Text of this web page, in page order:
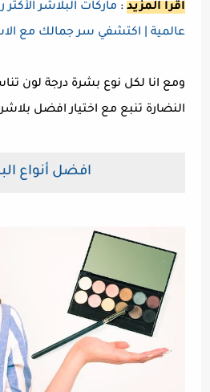
اقرا المزيد :
عالمية | اكتشفي سر جمالك مع
ومع انا لكل نوع بشرة درجة لون
النضارة تنبع مع اختيار افضل
افضل أنواع